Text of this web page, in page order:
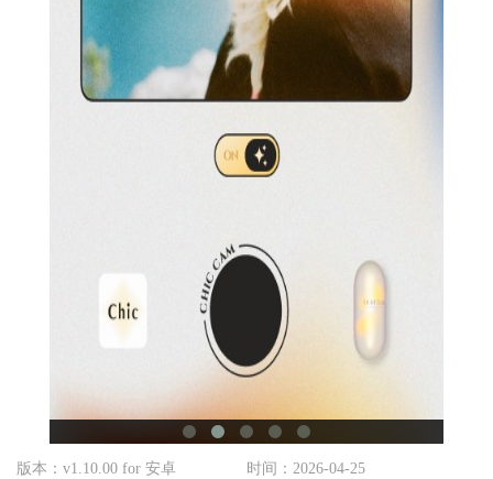
4. 社交分享：支持一键分享至各大社交平台，让用户轻松与
朋友们分享自己的摄影作品。
5. 个性化设置：允许用户根据自己的喜好调整相机设置，如
曝光、白平衡、对焦等，实现更个性化的拍摄体验。
【Chic Cam相机软件内容】
2. 拍摄模式：提供多种拍摄模式，如连拍、定时拍摄、HDR
等，满足不同拍摄需求。
3. 相册管理：方便用户整理和查看已拍摄的照片，支持按时
4. 编辑工具：内置基本的照片编辑工具，如裁剪、旋转、调
整亮度等，方便用户进行后期处理。
版本：v1.10.00 for 安卓 时间：2026-04-25